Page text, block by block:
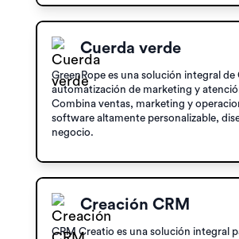
Cuerda verde
GreenRope es una solución integral de
automatización de marketing y
Combina ventas, marketing y
software altamente personalizable,
negocio.
Creación CRM
CRM Creatio es una solución integral